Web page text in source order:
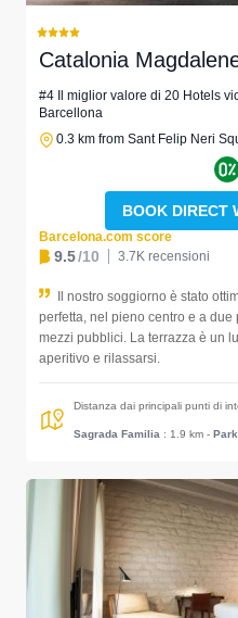
Catalonia
#4 Il miglior valore di 20 Hotels
Barcellona
0.3 km from Sant Felip Neri
BOOK DIRECT
Barcelona.com score
9.5/10 3.7K recensioni
Il nostro soggiorno è stato
perfetta, nel pieno centro e a
mezzi pubblici. La terrazza è un
aperitivo e rilassarsi.
Distanza dai principali punti di
Sagrada Familia : 1.9 km -